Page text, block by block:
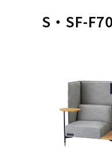
S・SF-